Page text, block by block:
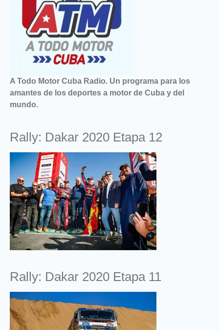
A Todo Motor Cuba Radio. Un programa para los
amantes de los deportes a motor de Cuba y del
mundo.
Rally: Dakar 2020 Etapa 12
Rally: Dakar 2020 Etapa 11